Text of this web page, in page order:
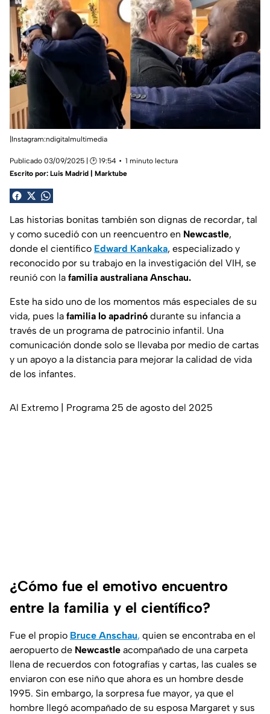
|Instagram:ndigitalmultimedia
Publicado 03/09/2025 | 🕑 19:54
1 minuto lectura
Escrito por: Luis Madrid | Marktube
Las historias bonitas también son dignas de recordar, tal
y como sucedió con un reencuentro en Newcastle,
donde el científico Edward Kankaka, especializado y
reconocido por su trabajo en la investigación del VIH, se
reunió con la familia australiana Anschau.
Este ha sido uno de los momentos más especiales de su
vida, pues la familia lo apadrinó durante su infancia a
través de un programa de patrocinio infantil. Una
comunicación donde solo se llevaba por medio de cartas
y un apoyo a la distancia para mejorar la calidad de vida
de los infantes.
Al Extremo | Programa 25 de agosto del 2025
¿Cómo fue el emotivo encuentro
entre la familia y el científico?
Fue el propio Bruce Anschau, quien se encontraba en el
aeropuerto de Newcastle acompañado de una carpeta
llena de recuerdos con fotografías y cartas, las cuales se
enviaron con ese niño que ahora es un hombre desde
1995. Sin embargo, la sorpresa fue mayor, ya que el
hombre llegó acompañado de su esposa Margaret y sus